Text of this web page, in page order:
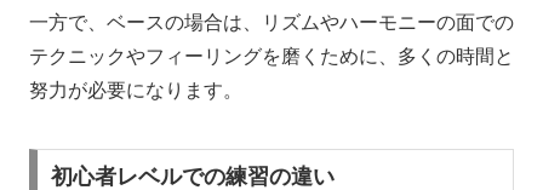
一方で、ベースの場合は、リズムやハーモニーの面での
テクニックやフィーリングを磨くために、多くの時間と
努力が必要になります。
初心者レベルでの練習の違い